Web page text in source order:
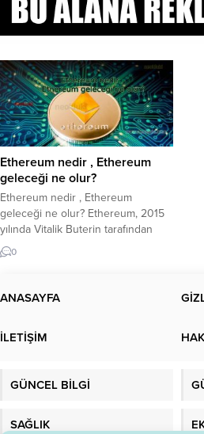
Ethereum nedir , Ethereum
geleceği ne olur?
Ethereum nedir , Ethereum
geleceği ne olur? Ethereum, 2015
yılında Vitalik Buterin tarafından
geliştirilen ve akıllı sözleşmelerin
çalıştırılmasını sağlayan bir
Bitcoin gibi bir kripto para birimi
gerçekleştirilebileceği bir platform
(DApps) ve akıllı...
0
ANASAYFA
İLETİŞİM
GÜNCEL BİLGİ
SAĞLIK